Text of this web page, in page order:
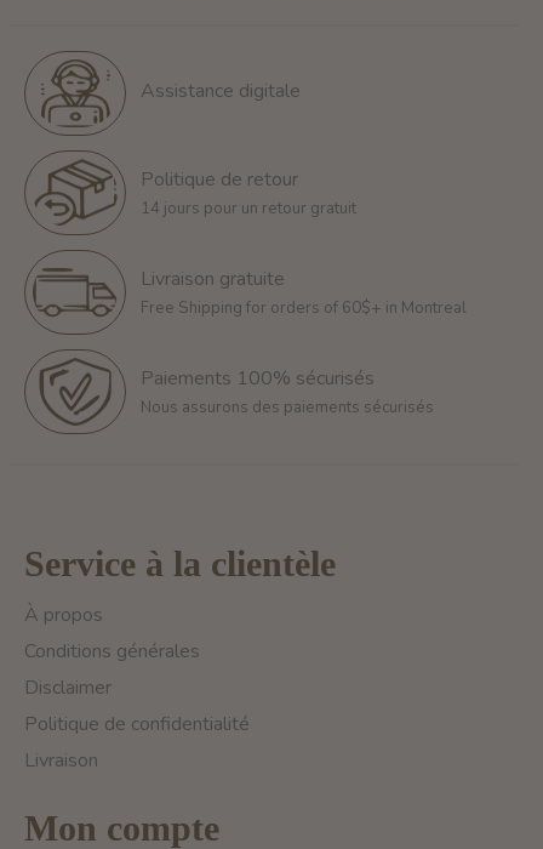
Assistance digitale
Politique de retour
14 jours pour un retour gratuit
Livraison gratuite
Free Shipping for orders of 60$+ in Montreal
Paiements 100% sécurisés
Nous assurons des paiements sécurisés
Service à la clientèle
À propos
Conditions générales
Disclaimer
Politique de confidentialité
Livraison
Mon compte